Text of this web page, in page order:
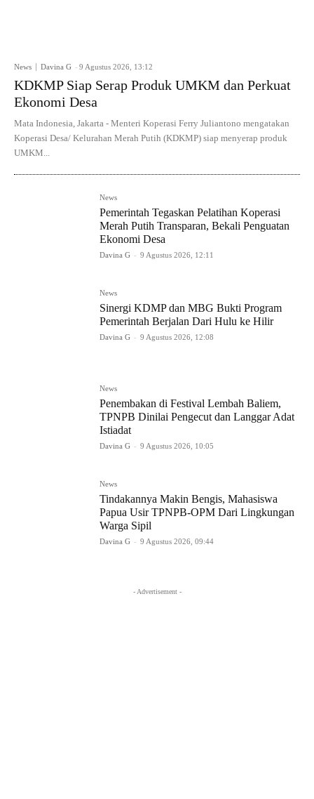
News Davina G - 9 Agustus 2026, 13:12
KDKMP Siap Serap Produk UMKM dan Perkuat
Ekonomi Desa
Mata Indonesia, Jakarta - Menteri Koperasi Ferry Juliantono mengatakan
Koperasi Desa/ Kelurahan Merah Putih (KDKMP) siap menyerap produk
UMKM...
News
Pemerintah Tegaskan Pelatihan Koperasi
Merah Putih Transparan, Bekali Penguatan
Ekonomi Desa
Davina G - 9 Agustus 2026, 12:11
News
Sinergi KDMP dan MBG Bukti Program
Pemerintah Berjalan Dari Hulu ke Hilir
Davina G - 9 Agustus 2026, 12:08
News
Penembakan di Festival Lembah Baliem,
TPNPB Dinilai Pengecut dan Langgar Adat
Istiadat
Davina G - 9 Agustus 2026, 10:05
News
Tindakannya Makin Bengis, Mahasiswa
Papua Usir TPNPB-OPM Dari Lingkungan
Warga Sipil
Davina G - 9 Agustus 2026, 09:44
- Advertisement -